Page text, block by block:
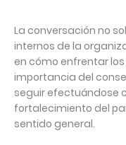
La conversación no
internos de la
en cómo enfrentar
importancia del
seguir efectuándose
fortalecimiento del
sentido general.